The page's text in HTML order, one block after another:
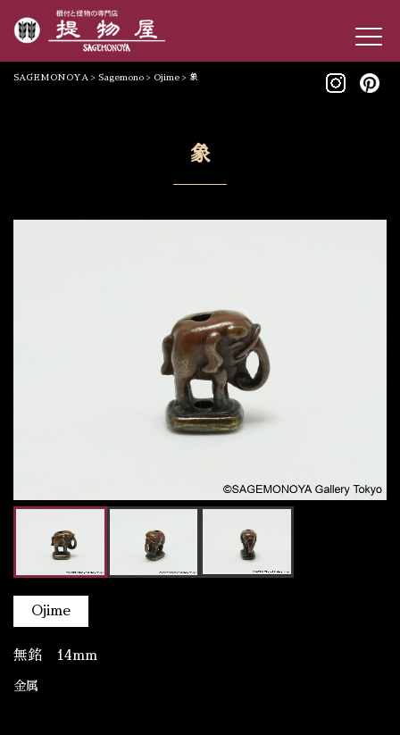
SAGEMONOYA > Sagemono > Ojime > 象
象
Ojime
無銘 14mm
金属